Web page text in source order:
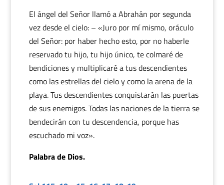
El ángel del Señor llamó a Abrahán por segunda
vez desde el cielo: – «Juro por mí mismo, oráculo
del Señor: por haber hecho esto, por no haberle
reservado tu hijo, tu hijo único, te colmaré de
bendiciones y multiplicaré a tus descendientes
como las estrellas del cielo y como la arena de la
playa. Tus descendientes conquistarán las puertas
de sus enemigos. Todas las naciones de la tierra se
bendecirán con tu descendencia, porque has
escuchado mi voz».
Palabra de Dios.